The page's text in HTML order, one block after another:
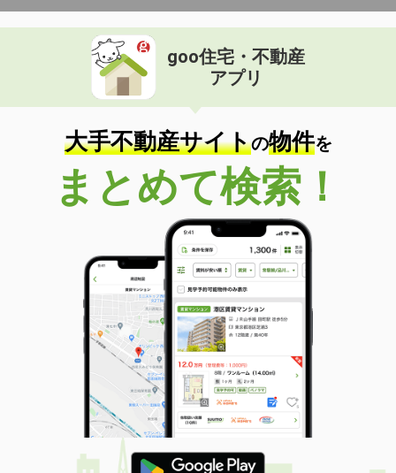
goo住宅・不動産
アプリ
大手不動産サイトの物件を
まとめて検索！